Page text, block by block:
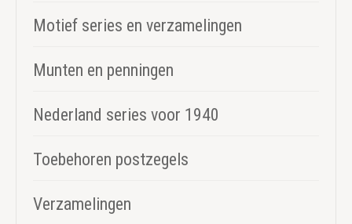
Motief series en verzamelingen
Munten en penningen
Nederland series voor 1940
Toebehoren postzegels
Verzamelingen